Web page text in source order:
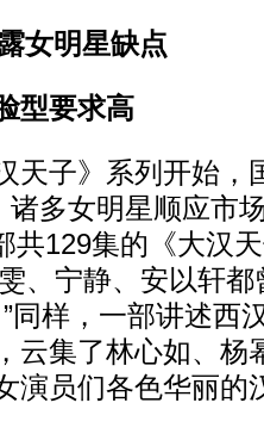
女明星缺点
要求高
子》系列开始，
诸多女明星顺应市
共129集的《大汉
、宁静、安以轩
”同样，一部讲述西
云集了林心如、杨
演员们各色华丽的